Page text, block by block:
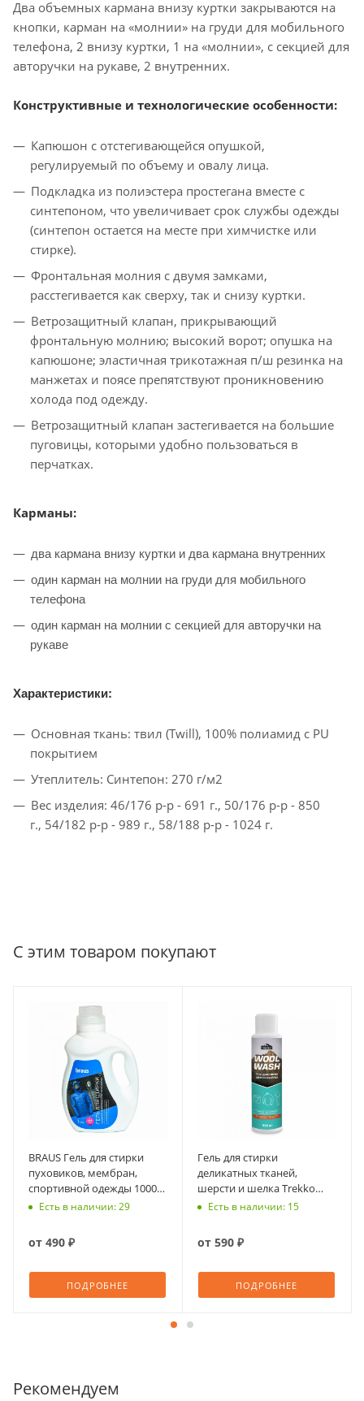
Два объемных кармана внизу куртки закрываются на
кнопки, карман на «молнии» на груди для мобильного
телефона, 2 внизу куртки, 1 на «молнии», с секцией для
авторучки на рукаве, 2 внутренних.
Конструктивные и технологические особенности:
Капюшон с отстегивающейся опушкой,
регулируемый по объему и овалу лица.
Подкладка из полиэстера простегана вместе с
синтепоном, что увеличивает срок службы одежды
(синтепон остается на месте при химчистке или
стирке).
Фронтальная молния с двумя замками,
расстегивается как сверху, так и снизу куртки.
Ветрозащитный клапан, прикрывающий
фронтальную молнию; высокий ворот; опушка на
капюшоне; эластичная трикотажная п/ш резинка на
манжетах и поясе препятствуют проникновению
холода под одежду.
Ветрозащитный клапан застегивается на большие
пуговицы, которыми удобно пользоваться в
перчатках.
Карманы:
два кармана внизу куртки и два кармана внутренних
один карман на молнии на груди для мобильного
телефона
один карман на молнии с секцией для авторучки на
рукаве
Характеристики:
Основная ткань: твил (Twill), 100% полиамид с PU
покрытием
Утеплитель: Синтепон: 270 г/м2
Вес изделия: 46/176 р-р - 691 г., 50/176 р-р - 850
г., 54/182 р-р - 989 г., 58/188 р-р - 1024 г.
С этим товаром покупают
BRAUS Гель для стирки
пуховиков, мембран,
спортивной одежды 1000
млЕсть в наличии: 29
от 490 ₽
ПОДРОБНЕЕ
Гель для стирки
деликатных тканей,
шерсти и шелка Trekko
Wool Wash 500 мл
Есть в наличии: 15
от 590 ₽
ПОДРОБНЕЕ
Рекомендуем